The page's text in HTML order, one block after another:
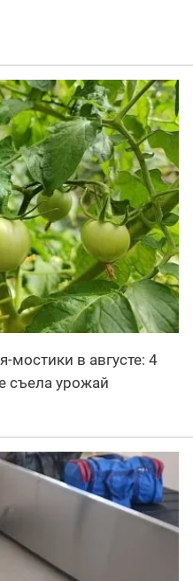
мостики в августе: 4
съела урожай